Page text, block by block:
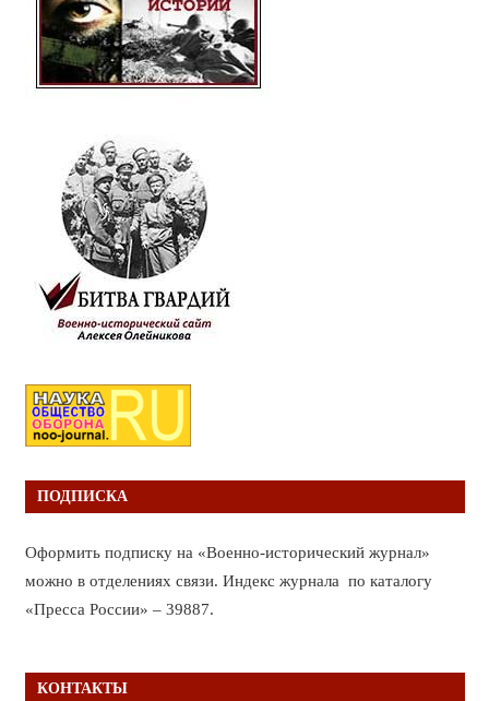
ПОДПИСКА
Оформить подписку на «Военно-исторический журнал»
можно в отделениях связи. Индекс журнала по каталогу
«Пресса России» – 39887.
КОНТАКТЫ